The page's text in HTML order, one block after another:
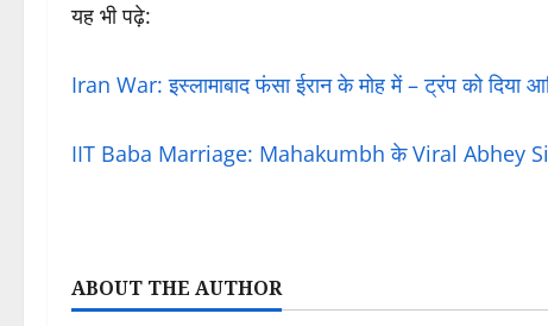
यह भी पढ़े:
Iran War: इस्लामाबाद फंसा ईरान के मोह में – ट्रंप को दिया
IIT Baba Marriage: Mahakumbh के Viral Abhey
ABOUT THE AUTHOR